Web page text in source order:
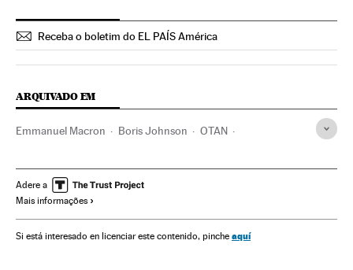
Receba o boletim do EL PAÍS América
ARQUIVADO EM
Emmanuel Macron Boris Johnson OTAN
Relações internacionais Organizações internacionais
Relações exteriores
Adere a
Mais informações
Si está interesado en licenciar este contenido, pinche aquí